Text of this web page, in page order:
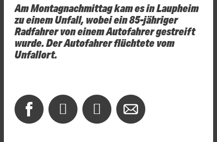
Am Montagnachmittag kam es in Laupheim
zu einem Unfall, wobei ein 85-jähriger
Radfahrer von einem Autofahrer gestreift
wurde. Der Autofahrer flüchtete vom
Unfallort.